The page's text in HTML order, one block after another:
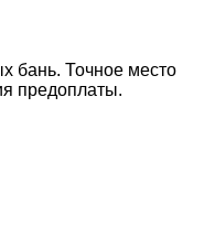
бань. Точное место
предоплаты.